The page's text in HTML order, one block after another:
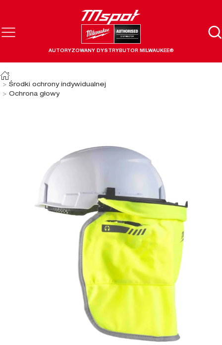
AUTORYZOWANY DYSTRYBUTOR MILWAUKEE®
Środki ochrony indywidualnej
Ochrona głowy